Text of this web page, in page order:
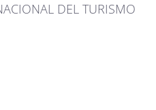
DEL TURISMO